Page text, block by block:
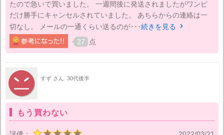
たので急いで買いました。 一週間後に発送されましたがワンピ
だけ勝手にキャンセルされていました。 あちらからの連絡は一
切なし。 メールの一通くらい送るのが･･･続きを見る 
27 点
すず さん 30代後半
もう買わない